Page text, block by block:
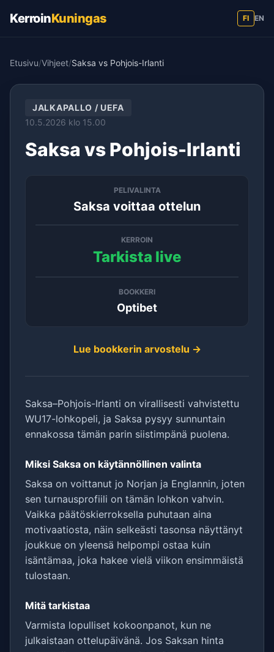
KerroinKuningas FI EN
Etusivu/Vihjeet/Saksa vs Pohjois-Irlanti
JALKAPALLO / UEFA
10.5.2026 klo 15.00
Saksa vs Pohjois-Irlanti
PELIVALINTA
Saksa voittaa ottelun
KERROIN
Tarkista live
BOOKKERI
Optibet
Lue bookkerin arvostelu →
Saksa–Pohjois-Irlanti on virallisesti vahvistettu
WU17-lohkopeli, ja Saksa pysyy sunnuntain
ennakossa tämän parin siistimpänä puolena.
Miksi Saksa on käytännöllinen valinta
Saksa on voittanut jo Norjan ja Englannin, joten
sen turnausprofiili on tämän lohkon vahvin.
Vaikka päätöskierroksella puhutaan aina
motivaatiosta, näin selkeästi tasonsa näyttänyt
joukkue on yleensä helpompi ostaa kuin
isäntämaa, joka hakee vielä viikon ensimmäistä
tulostaan.
Mitä tarkistaa
Varmista lopulliset kokoonpanot, kun ne
julkaistaan ottelupäivänä. Jos Saksan hinta